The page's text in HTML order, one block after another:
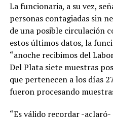
La funcionaria, a su vez,
personas contagiadas sin
de una posible circulación
estos últimos datos, la
“anoche recibimos del
Del Plata siete muestras
que pertenecen a los días
fueron procesando
“Es válido recordar -